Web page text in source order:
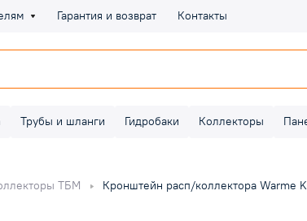
Гарантия и возврат Контакты
Трубы и шланги Гидробаки Коллекторы
ТБМ Кронштейн расп/коллектора Warme